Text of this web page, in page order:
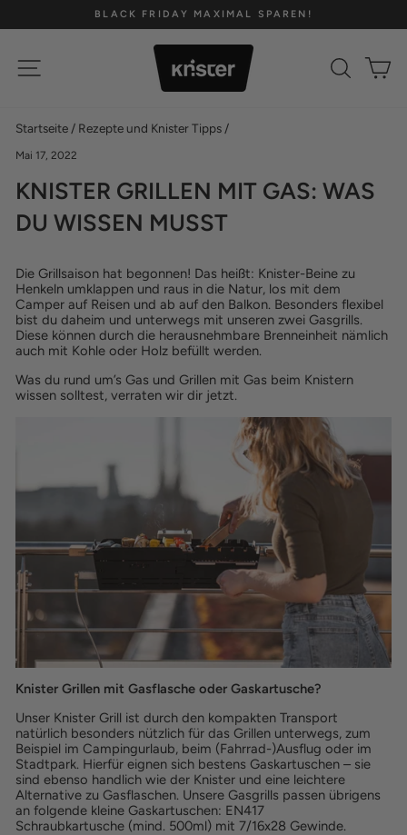
Pause
Diashow
BLACK FRIDAY MAXIMAL SPAREN!
SEITENNAVIGATION
Startseite / Rezepte und Knister Tipps /
Mai 17, 2022
KNISTER GRILLEN MIT GAS: WAS
DU WISSEN MUSST
Die Grillsaison hat begonnen! Das heißt: Knister-Beine zu
Henkeln umklappen und raus in die Natur, los mit dem
Camper auf Reisen und ab auf den Balkon. Besonders flexibel
bist du daheim und unterwegs mit unseren zwei Gasgrills.
Diese können durch die herausnehmbare Brenneinheit nämlich
auch mit Kohle oder Holz befüllt werden.
Was du rund um’s Gas und Grillen mit Gas beim Knistern
wissen solltest, verraten wir dir jetzt.
Knister Grillen mit Gasflasche oder Gaskartusche?
Unser Knister Grill ist durch den kompakten Transport
natürlich besonders nützlich für das Grillen unterwegs, zum
Beispiel im Campingurlaub, beim (Fahrrad-)Ausflug oder im
Stadtpark. Hierfür eignen sich bestens Gaskartuschen – sie
sind ebenso handlich wie der Knister und eine leichtere
Alternative zu Gasflaschen. Unsere Gasgrills passen übrigens
an folgende kleine Gaskartuschen: EN417
Schraubkartusche (mind. 500ml) mit 7/16x28 Gewinde.